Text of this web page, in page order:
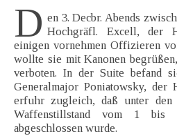
D en 3. Decbr. Abends
Hochgräfl. Excell, der
einigen vornehmen Offizieren
wollte sie mit Kanonen
verboten. In der Suite befand
Generalmajor Poniatowsky, der
erfuhr zugleich, daß unter den
Waffenstillstand vom 1
abgeschlossen wurde.